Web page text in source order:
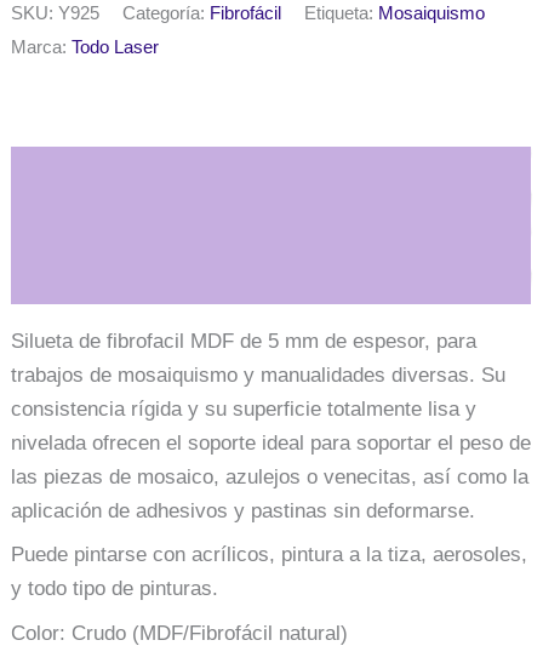
cm.
MDF
5
SKU:Y925 Categoría: Fibrofácil Etiqueta: Mosaiquismo
Marca:Todo Laser
Silueta de fibrofacil MDF de 5 mm de espesor, para
trabajos de mosaiquismo y manualidades diversas. Su
consistencia rígida y su superficie totalmente lisa y
nivelada ofrecen el soporte ideal para soportar el peso de
las piezas de mosaico, azulejos o venecitas, así como la
aplicación de adhesivos y pastinas sin deformarse.
Puede pintarse con acrílicos, pintura a la tiza, aerosoles,
y todo tipo de pinturas.
Color: Crudo (MDF/Fibrofácil natural)